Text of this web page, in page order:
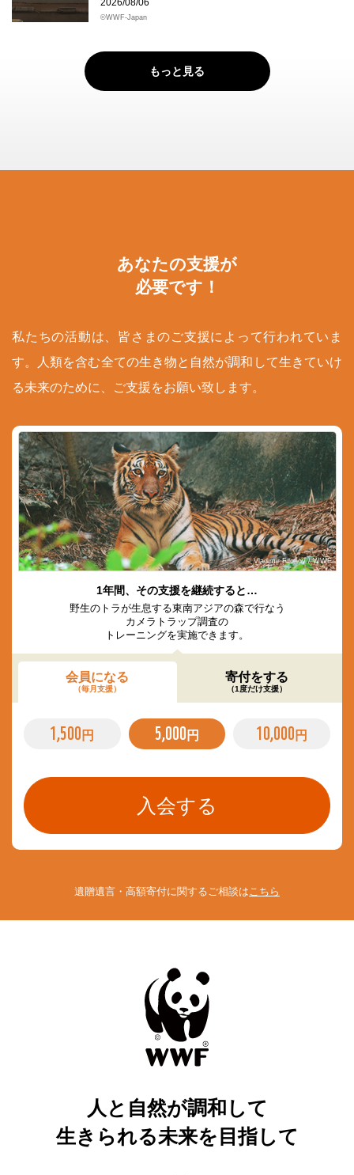
2026/08/06
©WWF-Japan
もっと見る
あなたの支援が
必要です！
私たちの活動は、皆さまのご支援によって行われていま
す。人類を含む全ての生き物と自然が調和して生きていけ
る未来のために、ご支援をお願い致します。
© Vladimir Filonov / WWF
1年間、その支援を継続すると…
野生のトラが生息する東南アジアの森で行なう
カメラトラップ調査の
トレーニングを実施できます。
会員になる
（毎月支援）
寄付をする
（1度だけ支援）
1,500 円 5,000 円 10,000 円
遺贈遺言・高額寄付に関するご相談はこちら
人と自然が調和して
生きられる未来を目指して